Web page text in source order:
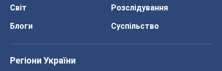
Світ
Розслідування
Блоги
Суспільство
Регіони України